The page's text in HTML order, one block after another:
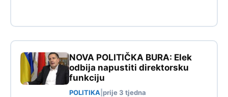
NOVA POLITIČKA BURA: Elek
odbija napustiti direktorsku
funkciju
POLITIKA prije 3 tjedna